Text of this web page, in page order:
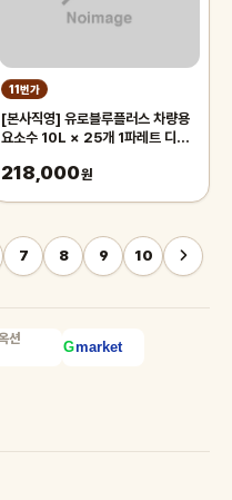
11번가
[본사직영] 유로블루플러스 차량용
요소수 10L × 25개 1파레트 디젤
218,000원
7 8 9 10